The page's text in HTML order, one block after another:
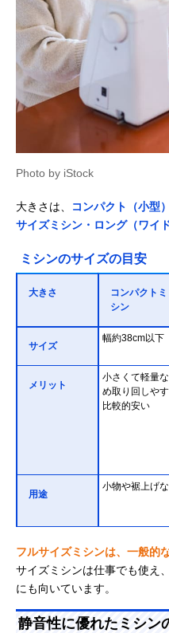
Photo by iStock
大きさは、
コンパクト（小型
サイズミシン・ロング（ワイ
ミシンのサイズの目安
大きさ
コンパクトミ
シン
サイズ
幅約38cm以下
メリット
小さくて軽量
め取り回しやす
比較的安い
用途
小物や裾上げ
フルサイズミシンは、一般的
サイズミシンは仕事でも使え
にも向いています。
静音性に優れたミシン